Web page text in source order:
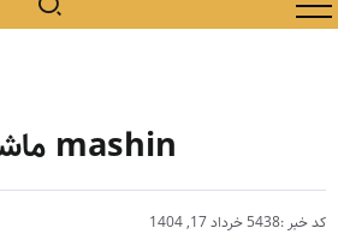
mashin ماشین
کد خبر :5438 خرداد 17, 1404